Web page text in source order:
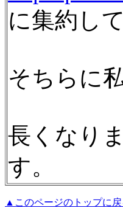
に集約し
そちらに
長くなり
す。
▲このページのトップに戻